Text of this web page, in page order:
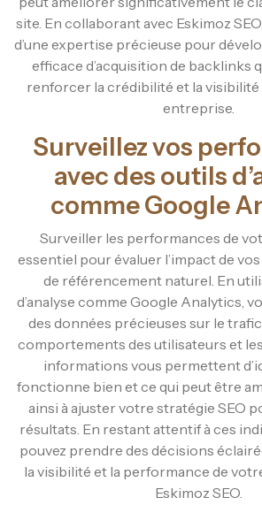
site. En collaborant avec Eskimoz
d’une expertise précieuse pour
efficace d’acquisition de backlinks
renforcer la crédibilité et la visibilité
entreprise.
Surveillez vos
avec des outils
comme Google
Surveiller les performances de
essentiel pour évaluer l’impact de
de référencement naturel. En
d’analyse comme Google Analytics,
des données précieuses sur le
comportements des utilisateurs et
informations vous permettent
fonctionne bien et ce qui peut être
ainsi à ajuster votre stratégie SEO
résultats. En restant attentif à ces
pouvez prendre des décisions
la visibilité et la performance de
Eskimoz SEO.